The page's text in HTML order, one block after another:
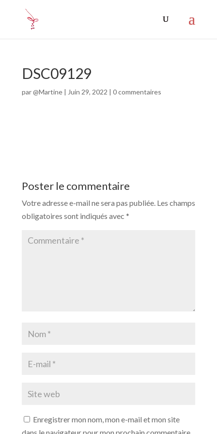
DSC09129
par@Martine| Juin 29, 2022 | 0 commentaires
Poster le commentaire
Votre adresse e-mail ne sera pas publiée. Les champs
obligatoires sont indiqués avec *
Enregistrer mon nom, mon e-mail et mon site